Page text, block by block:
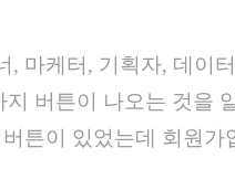
, 마케터, 기획자, 데이
버튼이 나오는 것을
튼이 있었는데 회원